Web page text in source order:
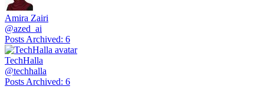
Amira Zairi
@azed_ai
Posts Archived: 6
TechHalla
@techhalla
Posts Archived: 6